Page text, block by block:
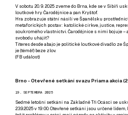
V sobotu 20. 9. 2025 zveme do Brna, kde se v Sibiři
loutkové hry Čarodějnice a pan Kryštof.
Hra zobrazuje státní násilí ve Španělsku
metaforických postav: katolické církve, justice,
soukromého vlastnictví. Čarodějnice s nimi bojuje –
svobodu uhájit?
Títeres desde abajo je politické loutkové divadlo ze
je (téměř) beze zlov.
(FB událost)
Brno - Otevřené setkání svazu Priama akcia
19. SEPTEMBRA 2025
Sedmé letošní setkání na Základně Tři Ocásci se
23.9.2025 v 19:00. Otevřené setkání jsou určené